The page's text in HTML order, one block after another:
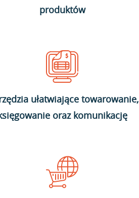
produktów
ułatwiające towarowanie,
oraz komunikację